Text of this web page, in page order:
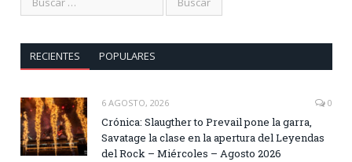
RECIENTES POPULARES
6 AGOSTO, 2026 0
Crónica: Slaugther to Prevail pone la garra,
Savatage la clase en la apertura del Leyendas
del Rock – Miércoles – Agosto 2026